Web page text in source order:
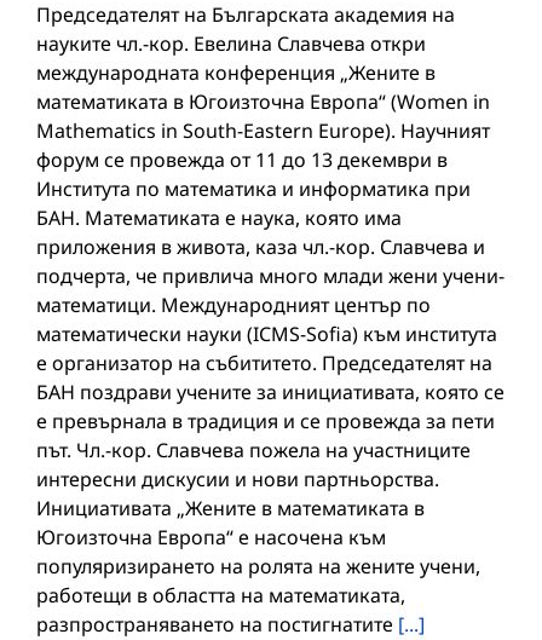
Председателят на Българската академия на
науките чл.-кор. Евелина Славчева откри
международната конференция „Жените в
математиката в Югоизточна Европа“ (Women in
Mathematics in South-Eastern Europe). Научният
форум се провежда от 11 до 13 декември в
Института по математика и информатика при
БАН. Математиката е наука, която има
приложения в живота, каза чл.-кор. Славчева и
подчерта, че привлича много млади жени учени-
математици. Международният център по
математически науки (ICMS-Sofia) към института
е организатор на събититето. Председателят на
БАН поздрави учените за инициативата, която се
е превърнала в традиция и се провежда за пети
път. Чл.-кор. Славчева пожела на участниците
интересни дискусии и нови партньорства.
Инициативата „Жените в математиката в
Югоизточна Европа“ е насочена към
популяризирането на ролята на жените учени,
работещи в областта на математиката,
разпространяването на постигнатите [...]